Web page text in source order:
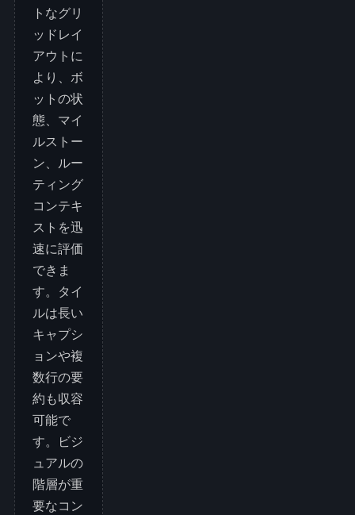
トなグリ
ッドレイ
アウトに
より、ボ
ットの状
態、マイ
ルストー
ン、ルー
ティング
コンテキ
ストを迅
速に評価
できま
す。タイ
ルは長い
キャプシ
ョンや複
数行の要
約も収容
可能で
す。ビジ
ュアルの
階層が重
要なコン